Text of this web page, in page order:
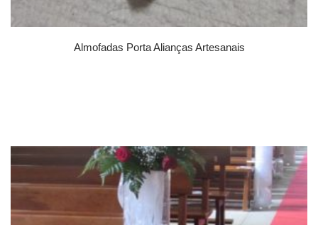
Almofadas Porta Alianças Artesanais